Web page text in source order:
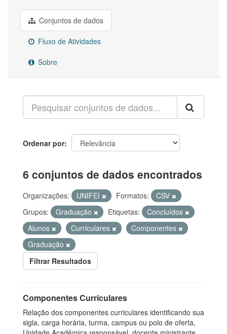
Conjuntos de dados
Fluxo de Atividades
Sobre
Ordenar por
6 conjuntos de dados encontrados
Organizações: UNIFEI Formatos:
CSV
Grupos:
Graduação Etiquetas:
Concluídos
Alunos
Curriculares
Componentes
Graduação
Filtrar Resultados
Componentes Curriculares
Relação dos componentes curriculares identificando sua
sigla, carga horária, turma, campus ou polo de oferta,